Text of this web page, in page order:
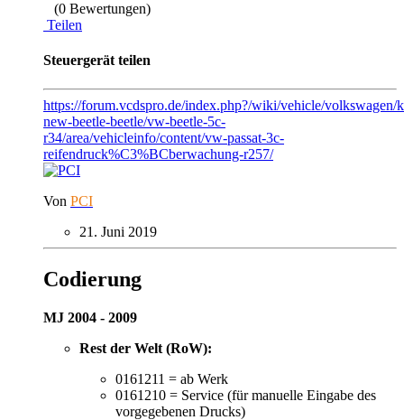
(0 Bewertungen)
Teilen
Steuergerät teilen
https://forum.vcdspro.de/index.php?/wiki/vehicle/volkswagen/
new-beetle-beetle/vw-beetle-5c-
r34/area/vehicleinfo/content/vw-passat-3c-
reifendruck%C3%BCberwachung-r257/
Von PCI
21. Juni 2019
Codierung
MJ 2004 - 2009
Rest der Welt (RoW):
0161211 = ab Werk
0161210 = Service (für manuelle Eingabe des
vorgegebenen Drucks)